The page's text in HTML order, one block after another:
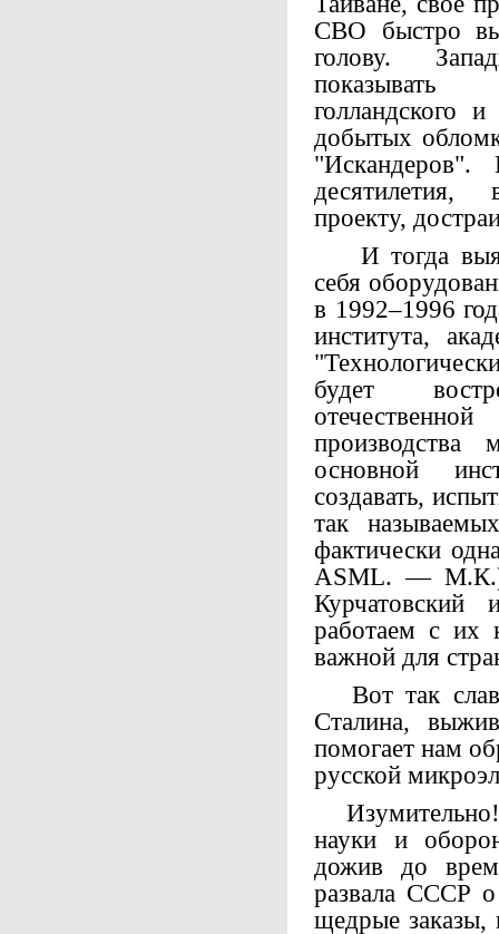
СВО быстро
голову.
показывать
голландского
добытых
"Искандеров".
десятилетия,
проекту,
И тогда
себя
в 1992–1996
института,
будет
производства
основной
создавать,
так
фактически
ASML. — М.К.).
работаем с их
важной для
Вот так
Сталина,
помогает нам
русской
Изумительно!
науки и
дожив до
развала СССР
щедрые заказы,